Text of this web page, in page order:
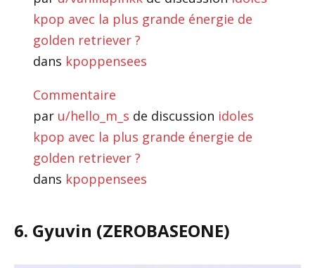
kpop avec la plus grande énergie de
golden retriever ?
dans kpoppensees
Commentaire
par u/hello_m_s de discussion idoles
kpop avec la plus grande énergie de
golden retriever ?
dans kpoppensees
6. Gyuvin (ZEROBASEONE)